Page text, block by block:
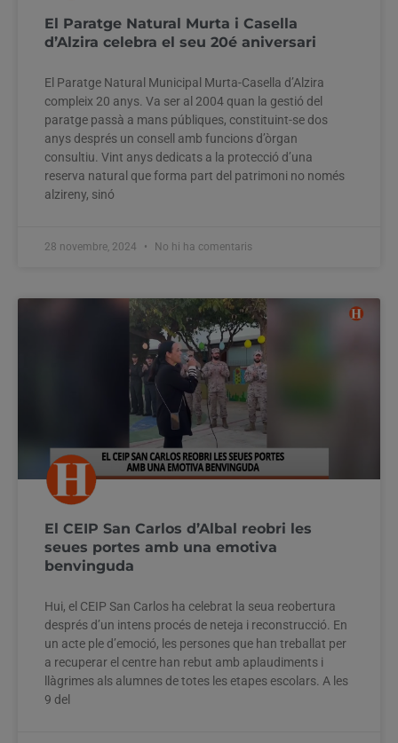
El Paratge Natural Murta i Casella
d’Alzira celebra el seu 20é aniversari
El Paratge Natural Municipal Murta-Casella d’Alzira
compleix 20 anys. Va ser al 2004 quan la gestió del
paratge passà a mans públiques, constituint-se dos
anys després un consell amb funcions d’òrgan
consultiu. Vint anys dedicats a la protecció d’una
reserva natural que forma part del patrimoni no només
alzireny, sinó
28 novembre, 2024 No hi ha comentaris
El CEIP San Carlos d’Albal reobri les
seues portes amb una emotiva
benvinguda
Hui, el CEIP San Carlos ha celebrat la seua reobertura
després d’un intens procés de neteja i reconstrucció. En
un acte ple d’emoció, les persones que han treballat per
a recuperar el centre han rebut amb aplaudiments i
llàgrimes als alumnes de totes les etapes escolars. A les
9 del